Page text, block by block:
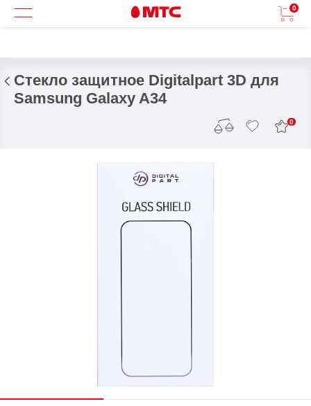
0
Стекло защитное Digitalpart 3D для
Samsung Galaxy A34
0